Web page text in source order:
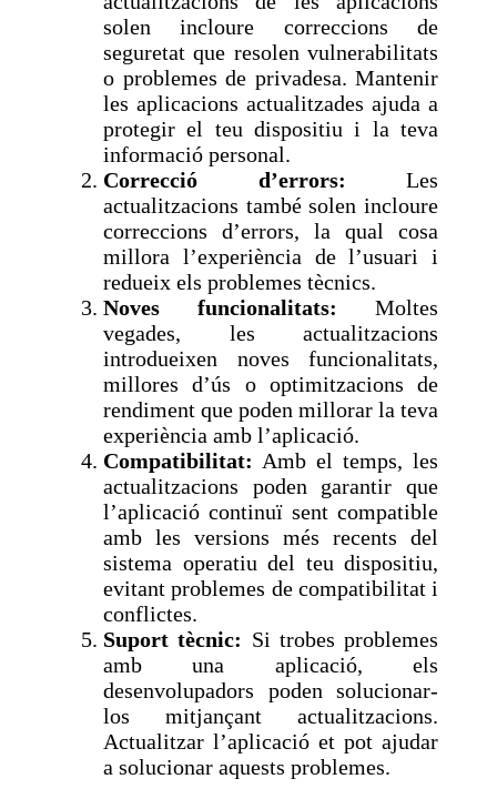
solen incloure correccions de
seguretat que resolen vulnerabilitats
o problemes de privadesa. Mantenir
les aplicacions actualitzades ajuda a
protegir el teu dispositiu i la teva
informació personal.
Correcció d’errors: Les
actualitzacions també solen incloure
correccions d’errors, la qual cosa
millora l’experiència de l’usuari i
redueix els problemes tècnics.
Noves funcionalitats: Moltes
vegades, les actualitzacions
introdueixen noves funcionalitats,
millores d’ús o optimitzacions de
rendiment que poden millorar la teva
experiència amb l’aplicació.
Compatibilitat: Amb el temps, les
actualitzacions poden garantir que
l’aplicació continuï sent compatible
amb les versions més recents del
sistema operatiu del teu dispositiu,
evitant problemes de compatibilitat i
conflictes.
Suport tècnic: Si trobes problemes
amb una aplicació, els
desenvolupadors poden solucionar-
los mitjançant actualitzacions.
Actualitzar l’aplicació et pot ajudar
a solucionar aquests problemes.